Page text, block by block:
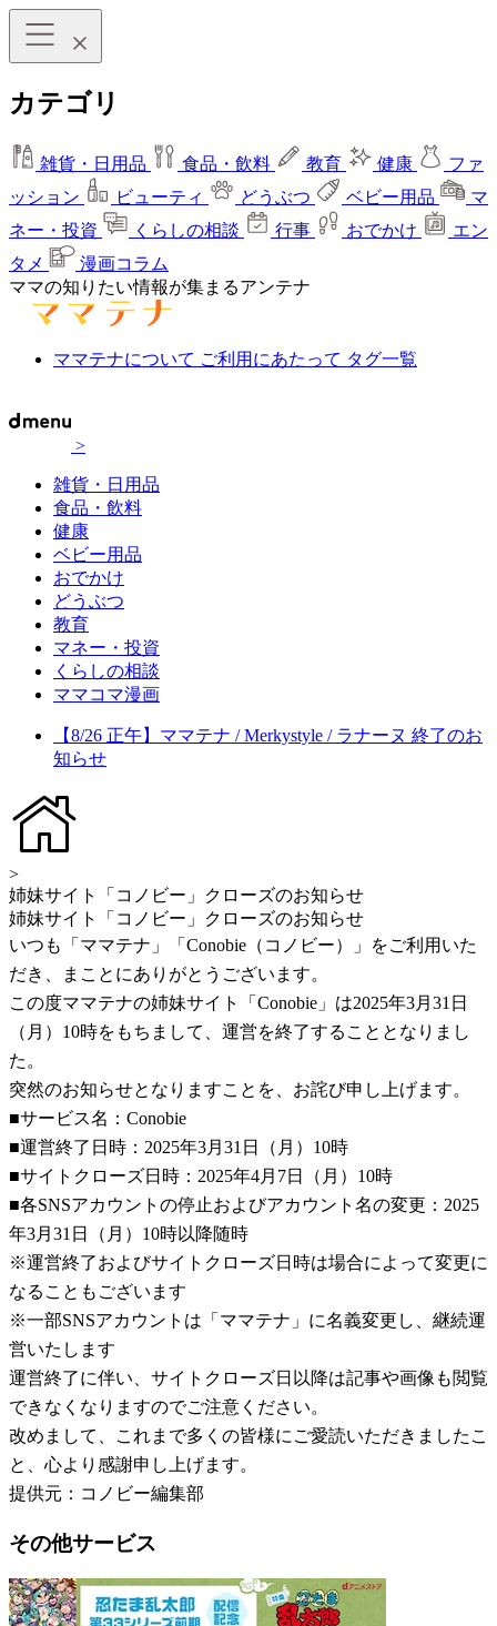
カテゴリ
雑貨・日用品 食品・飲料 教育 健康
ファ
ッション
ビューティ どうぶつ ベビー用品
マ
ネー・投資
くらしの相談 行事 おでかけ
エン
タメ
漫画コラム
ママの知りたい情報が集まるアンテナ
ママテナについて ご利用にあたって タグ一覧
>
雑貨・日用品
食品・飲料
健康
ベビー用品
おでかけ
どうぶつ
教育
マネー・投資
くらしの相談
ママコマ漫画
【8/26 正午】ママテナ / Merkystyle / ラナーヌ 終了のお
知らせ
>
姉妹サイト「コノビー」クローズのお知らせ
姉妹サイト「コノビー」クローズのお知らせ
いつも「ママテナ」「Conobie（コノビー）」をご利用いた
だき、まことにありがとうございます。
この度ママテナの姉妹サイト「Conobie」は2025年3月31日
（月）10時をもちまして、運営を終了することとなりまし
た。
突然のお知らせとなりますことを、お詫び申し上げます。
■サービス名：Conobie
■運営終了日時：2025年3月31日（月）10時
■サイトクローズ日時：2025年4月7日（月）10時
■各SNSアカウントの停止およびアカウント名の変更：2025
年3月31日（月）10時以降随時
※運営終了およびサイトクローズ日時は場合によって変更に
なることもございます
※一部SNSアカウントは「ママテナ」に名義変更し、継続運
営いたします
運営終了に伴い、サイトクローズ日以降は記事や画像も閲覧
できなくなりますのでご注意ください。
改めまして、これまで多くの皆様にご愛読いただきましたこ
と、心より感謝申し上げます。
提供元：コノビー編集部
その他サービス